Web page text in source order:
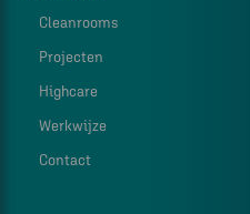
Cleanrooms
Projecten
Highcare
Werkwijze
Contact